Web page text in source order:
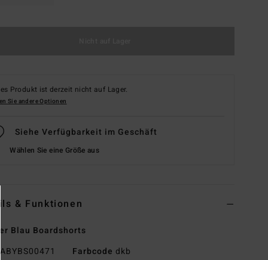
Produkt ist derzeit nicht auf Lager.
Sie andere Optionen
Siehe Verfügbarkeit im Geschäft
Wählen Sie eine Größe aus
& Funktionen
Blau Boardshorts
Farbcode dkb